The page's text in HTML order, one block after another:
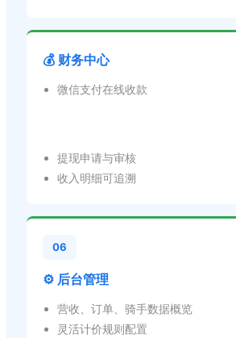
💰 财务中心
微信支付在线收款
提现申请与审核
收入明细可追溯
06
⚙️ 后台管理
营收、订单、骑手数据概览
灵活计价规则配置